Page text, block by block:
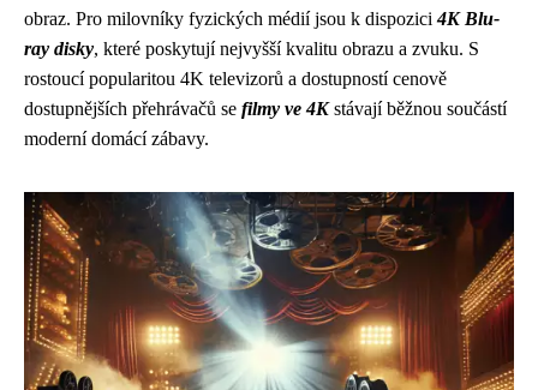
obraz. Pro milovníky fyzických médií jsou k dispozici4K Blu-
ray disky, které poskytují nejvyšší kvalitu obrazu a zvuku. S
rostoucí popularitou 4K televizorů a dostupností cenově
dostupnějších přehrávačů se filmy ve 4Kstávají běžnou součástí
moderní domácí zábavy.